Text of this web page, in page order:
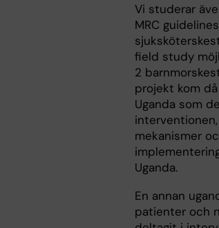
Vi studerar
MRC
field study
2
projekt kom
Uganda som
mekanismer
Uganda.
En annan
patienter och